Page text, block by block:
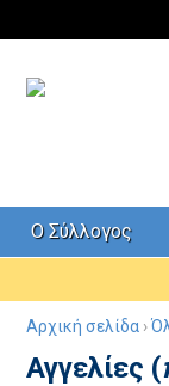
Ο Σύλλογος
Αρχική σελίδα ›
Αγγελίες (